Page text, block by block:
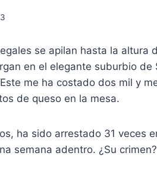
se apilan hasta la altura
en el elegante suburbio de
me ha costado dos mil y
de queso en la mesa.
ha sido arrestado 31 veces
semana adentro. ¿Su